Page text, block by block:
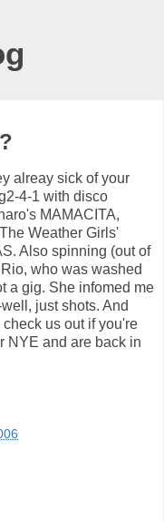
alreay sick of your
4-1 with disco
MAMACITA,
Weather Girls'
Also spinning (out of
who was washed
a gig. She infomed me
just shots. And
us out if you're
NYE and are back in